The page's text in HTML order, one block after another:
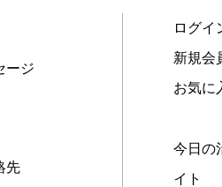
ージ
先
ログイ
新規会
お気に
今日の
イト